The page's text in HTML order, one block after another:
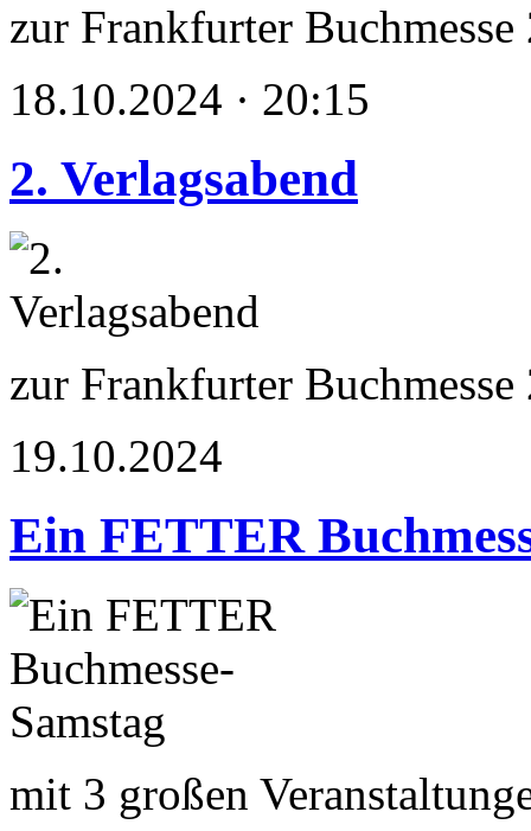
zur Frankfurter Buchmesse
18.10.2024 · 20:15
2. Verlagsabend
zur Frankfurter Buchmesse
19.10.2024
Ein FETTER
mit 3 großen